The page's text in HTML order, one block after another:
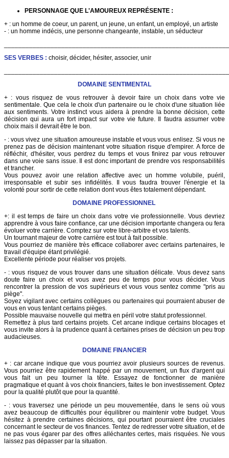
PERSONNAGE QUE L'AMOUREUX REPRÉSENTE :
+ : un homme de coeur, un parent, un jeune, un enfant, un employé, un artiste
- : un homme indécis, une personne changeante, instable, un séducteur
SES VERBES : choisir, décider, hésiter, associer, unir
DOMAINE SENTIMENTAL
+ : vous risquez de vous retrouver à devoir faire un choix dans votre vie
sentimentale. Que cela le choix d'un partenaire ou le choix d'une situation liée
aux sentiments. Votre instinct vous aidera à prendre la bonne décision, cette
décision qui aura un fort impact sur votre vie future. Il faudra assumer votre
choix mais il devrait être le bon.
- : vous vivez une situation amoureuse instable et vous vous enlisez. Si vous ne
prenez pas de décision maintenant votre situation risque d'empirer. A force de
réfléchir, d'hésiter, vous perdrez du temps et vous finirez par vous retrouver
dans une voie sans issue. Il est donc important de prendre vos responsabilités
et trancher.
Vous pouvez avoir une relation affective avec un homme volubile, puéril,
irresponsable et subir ses infidélités. Il vous faudra trouver l'énergie et la
volonté pour sortir de cette relation dont vous êtes totalement dépendant.
DOMAINE PROFESSIONNEL
+: il est temps de faire un choix dans votre vie professionnelle. Vous devriez
apprendre à vous faire confiance, car une décision importante changera ou fera
évoluer votre carrière. Comptez sur votre libre-arbitre et vos talents.
Un tournant majeur de votre carrière est tout à fait possible.
Vous pourriez de manière très efficace collaborer avec certains partenaires, le
travail d'équipe étant privilégié.
Excellente période pour réaliser vos projets.
- : vous risquez de vous trouver dans une situation délicate. Vous devez sans
doute faire un choix et vous avez peu de temps pour vous décider. Vous
rencontrer la pression de vos supérieurs et vous vous sentez comme "pris au
piège".
Soyez vigilant avec certains collègues ou partenaires qui pourraient abuser de
vous en vous tentant certains pièges.
Possible mauvaise nouvelle qui mettra en péril votre statut professionnel.
Remettez à plus tard certains projets. Cet arcane indique certains blocages et
vous invite alors à la prudence quant à certaines prises de décision un peu trop
audacieuses.
DOMAINE FINANCIER
+ : car arcane indique que vous pourriez avoir plusieurs sources de revenus.
Vous pourriez être rapidement happé par un mouvement, un flux d'argent qui
vous fait un peu tourner la tête. Essayez de fonctionner de manière
pragmatique et quant à vos choix financiers, faites le bon investissement. Optez
pour la qualité plutôt que pour la quantité.
- : vous traversez une période un peu mouvementée, dans le sens où vous
avez beaucoup de difficultés pour équilibrer ou maintenir votre budget. Vous
hésitez à prendre certaines décisions, qui pourtant pourraient être cruciales
concernant le secteur de vos finances. Tentez de redresser votre situation, et de
ne pas vous égarer par des offres alléchantes certes, mais risquées. Ne vous
laissez pas dépasser par la situation.